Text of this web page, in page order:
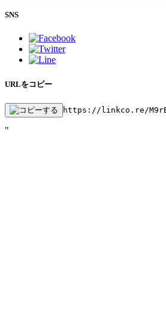
SNS
URLをコピー
https://linkco.re/
"